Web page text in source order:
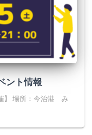
ント情報
】 場所：今治港 み